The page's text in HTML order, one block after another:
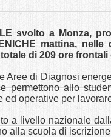
svolto a Monza,
mattina,
di 209 ore frontali
Aree di Diagnosi
permettono allo
ed operative per
a livello nazionale
alla scuola di